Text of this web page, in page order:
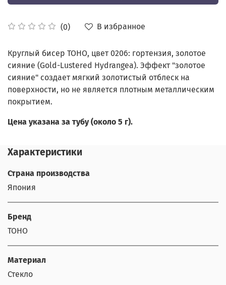
(0) В избранное
Круглый бисер TOHO, цвет 0206: гортензия, золотое
сияние (Gold-Lustered Hydrangea). Эффект "золотое
сияние" создает мягкий золотистый отблеск на
поверхности, но не является плотным металлическим
покрытием.
Цена указана за тубу (около 5 г).
Характеристики
Страна производства
Япония
Бренд
TOHO
Материал
Стекло